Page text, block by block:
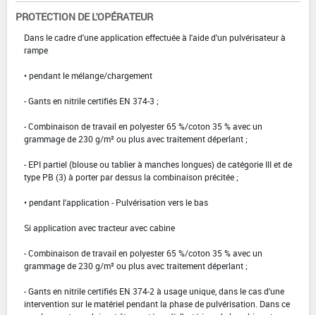
PROTECTION DE L'OPÉRATEUR
Dans le cadre d'une application effectuée à l'aide d'un pulvérisateur à
rampe
• pendant le mélange/chargement
- Gants en nitrile certifiés EN 374-3 ;
- Combinaison de travail en polyester 65 %/coton 35 % avec un
grammage de 230 g/m² ou plus avec traitement déperlant ;
- EPI partiel (blouse ou tablier à manches longues) de catégorie III et de
type PB (3) à porter par dessus la combinaison précitée ;
• pendant l'application - Pulvérisation vers le bas
Si application avec tracteur avec cabine
- Combinaison de travail en polyester 65 %/coton 35 % avec un
grammage de 230 g/m² ou plus avec traitement déperlant ;
- Gants en nitrile certifiés EN 374-2 à usage unique, dans le cas d'une
intervention sur le matériel pendant la phase de pulvérisation. Dans ce